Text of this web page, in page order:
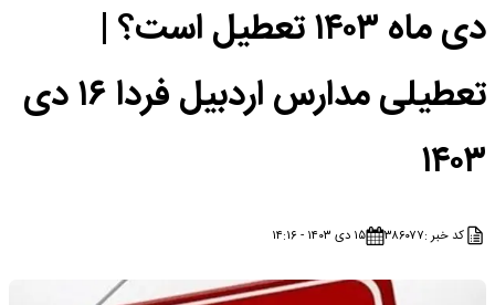
دی ماه ۱۴۰۳ تعطیل است؟ |
تعطیلی مدارس اردبیل فردا ۱۶ دی
۱۴۰۳
کد خبر :۳۸۶۰۷۷ ۱۵ دی ۱۴۰۳ - ۱۴:۱۶